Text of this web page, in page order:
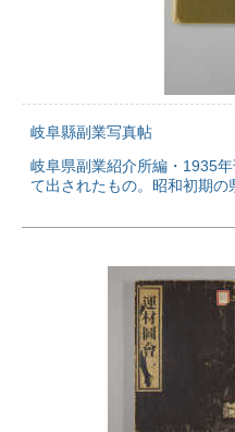
岐阜縣副業写真帖
岐阜県副業紹介所編・1935
て出されたもの。昭和初期の